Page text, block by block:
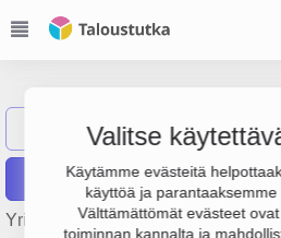
Valitse
Käytämme evästeitä
käyttöä ja parantaaksemme
Välttämättömät evästeet
toiminnan kannalta ja
Näytä haku WTF
Raportit
Yrityksen WTF Design Oy